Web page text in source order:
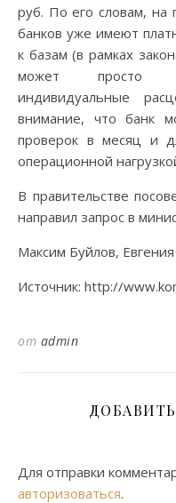
руб. По его словам, на
банков уже имеют
к базам (в рамках
может просто
индивидуальные
внимание, что банк
проверок в месяц и
операционной
В правительстве
направил запрос в
Максим Буйлов,
Источник: http://
от admin
Для отправки
авторизоваться.